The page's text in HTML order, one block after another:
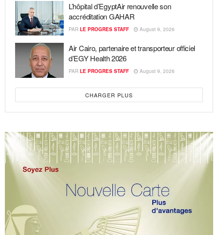
L’hôpital d’EgyptAir renouvelle son
accréditation GAHAR
PAR LE PROGRES STAFF August 9, 2026
Air Cairo, partenaire et transporteur officiel
d’EGY Health 2026
PAR LE PROGRES STAFF August 9, 2026
CHARGER PLUS